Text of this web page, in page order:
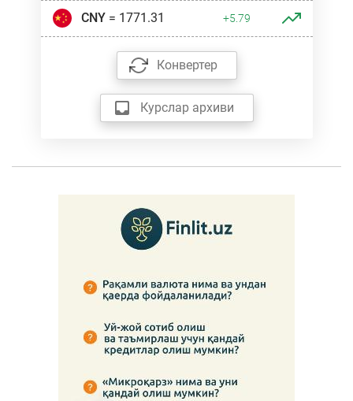
CNY= 1771.31 +5.79
Конвертер
Курслар архиви